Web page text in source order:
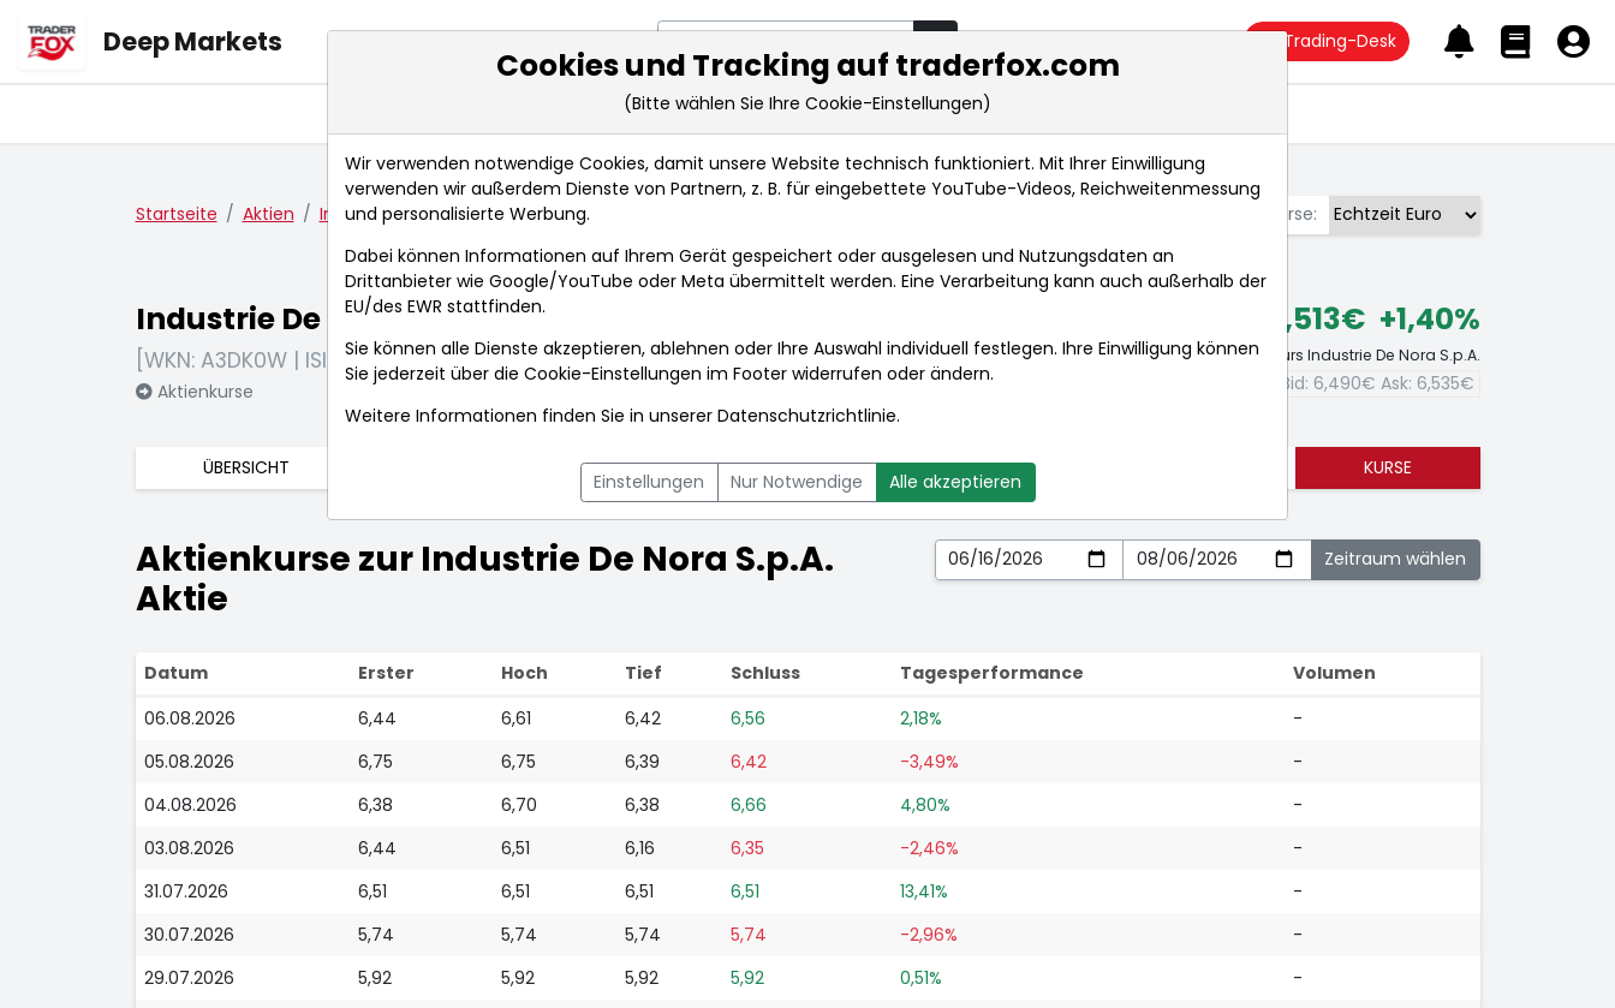
Deep Markets Trading-Desk
Markt-Analysen Market Tools Realtimekurse Nachrichten
Startseite Aktien Industrie De Nora S.p.A. Aktienkurse Börse:
Industrie De Nora S.p.A.
[WKN: A3DK0W | ISIN: IT0005186371]
Aktienkurse
6,513€ +1,40%
Echtzeit-Aktienkurs Industrie De Nora S.p.A.
Bid: 6,490€ Ask: 6,535€
ÜBERSICHT NACHRICHTEN CHARTTOOL KURSE
Aktienkurse zur Industrie De Nora S.p.A.
Aktie
Datum Erster Hoch Tief Schluss Tagesperformance
Volumen
06.08.2026
6,44 6,61 6,42 6,56 2,18%
-
05.08.2026
6,75 6,75 6,39 6,42 -3,49%
-
04.08.2026
6,38 6,70 6,38 6,66 4,80%
-
03.08.2026
6,44 6,51 6,16 6,35 -2,46%
-
31.07.2026
6,51 6,51 6,51 6,51 13,41%
-
30.07.2026
5,74 5,74 5,74 5,74 -2,96%
-
29.07.2026
5,92 5,92 5,92 5,92 0,51%
-
Cookies und Tracking auf traderfox.com
(Bitte wählen Sie Ihre Cookie-Einstellungen)
Wir verwenden notwendige Cookies, damit unsere Website technisch funktioniert. Mit Ihrer Einwilligung
verwenden wir außerdem Dienste von Partnern, z. B. für eingebettete YouTube-Videos, Reichweitenmessung
und personalisierte Werbung.
Dabei können Informationen auf Ihrem Gerät gespeichert oder ausgelesen und Nutzungsdaten an
Drittanbieter wie Google/YouTube oder Meta übermittelt werden. Eine Verarbeitung kann auch außerhalb der
EU/des EWR stattfinden.
Sie können alle Dienste akzeptieren, ablehnen oder Ihre Auswahl individuell festlegen. Ihre Einwilligung können
Sie jederzeit über die Cookie-Einstellungen im Footer widerrufen oder ändern.
Weitere Informationen finden Sie in unserer Datenschutzrichtlinie.
Einstellungen Nur Notwendige Alle akzeptieren